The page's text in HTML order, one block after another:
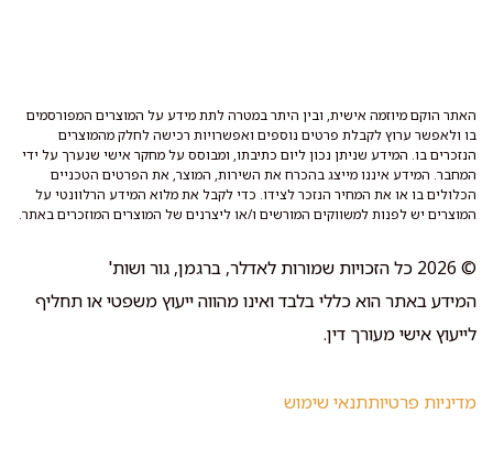
האתר הוקם מיוזמה אישית, ובין היתר במטרה לתת מידע על המוצרים המפורסמים
בו ולאפשר ערוץ לקבלת פרטים נוספים ואפשרויות רכישה לחלק מהמוצרים
הנזכרים בו. המידע שניתן נכון ליום כתיבתו, ומבוסס על מחקר אישי שנערך על ידי
המחבר. המידע איננו מייצג בהכרח את השירות, המוצר, את הפרטים הטכניים
הכלולים בו או את המחיר הנזכר לצידו. כדי לקבל את מלוא המידע הרלוונטי על
המוצרים יש לפנות למשווקים המורשים ו/או ליצרנים של המוצרים המוזכרים באתר.
© 2026 כל הזכויות שמורות לאדלר, ברגמן, גור ושות'
המידע באתר הוא כללי בלבד ואינו מהווה ייעוץ משפטי או תחליף
לייעוץ אישי מעורך דין.
מדיניות פרטיותתנאי שימוש